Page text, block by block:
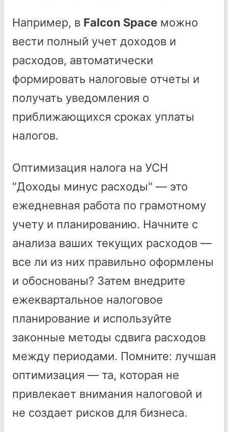
Например, в Falcon Space можно
вести полный учет доходов и
расходов, автоматически
формировать налоговые отчеты и
получать уведомления о
приближающихся сроках уплаты
налогов.
Оптимизация налога на УСН
"Доходы минус расходы" — это
ежедневная работа по грамотному
учету и планированию. Начните с
анализа ваших текущих расходов —
все ли из них правильно оформлены
и обоснованы? Затем внедрите
ежеквартальное налоговое
планирование и используйте
законные методы сдвига расходов
между периодами. Помните: лучшая
оптимизация — та, которая не
привлекает внимания налоговой и
не создает рисков для бизнеса.